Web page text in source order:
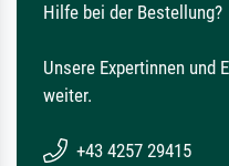
Hilfe bei der Bestellung?
Unsere Expertinnen und
weiter.
+43 4257 29415